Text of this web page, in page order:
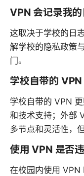
VPN 会记录我的
这取决于学校的日
解学校的隐私政策
门。
学校自带的 VPN
学校自带的 VPN
和技术支持；外部
多节点和灵活性，
使用 VPN 是否
在校园内使用 VPN